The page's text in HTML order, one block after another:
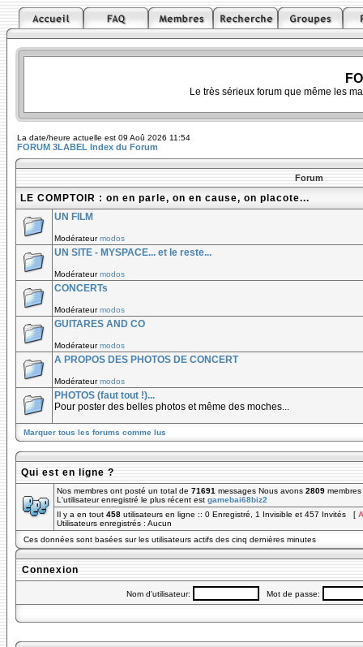
Le très sérieux forum que même les
La date/heure actuelle est 09 Aoû 2026 11:54
FORUM 3LABEL Index du Forum
Forum
LE COMPTOIR : on en parle, on en cause, on placote...
UN FILM
Modérateurmodos
UN SITE - MYSPACE... et le reste...
Modérateurmodos
CONCERTs
Modérateurmodos
GUITARES AND CO
Modérateurmodos
A PROPOS DES PHOTOS DE CONCERT
Modérateurmodos
PHOTOS (faut tout !)...
Pour poster des belles photos et même des moches...
Marquer tous les forums comme lus
Qui est en ligne ?
Nos membres ont posté un total de 71691 messages Nous avons 2809
L'utilisateur enregistré le plus récent est gamebai68biz2
Il y a en tout 458 utilisateurs en ligne :: 0 Enregistré, 1 Invisible et 457 Invités [
Utilisateurs enregistrés : Aucun
Ces données sont basées sur les utilisateurs actifs des cinq dernières minutes
Connexion
Nom d'utilisateur: Mot de passe: